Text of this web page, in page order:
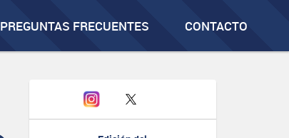
PREGUNTAS FRECUENTES CONTACTO